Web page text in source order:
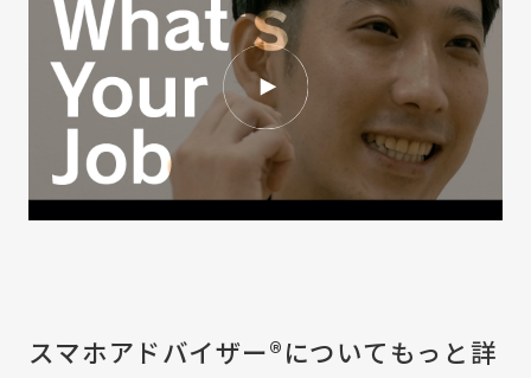
スマホアドバイザー®についてもっと詳